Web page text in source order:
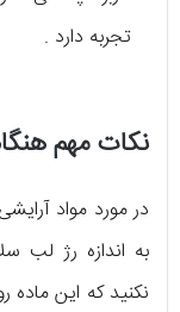
تجربه دارد .
نکات مهم
در مورد مواد
به اندازه رژ لب
نکنید که این